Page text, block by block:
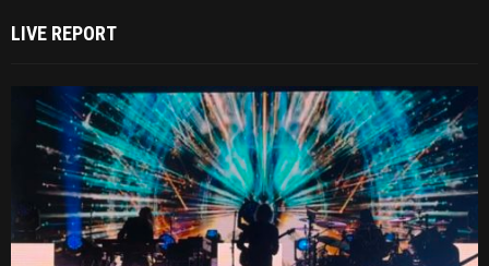
LIVE REPORT